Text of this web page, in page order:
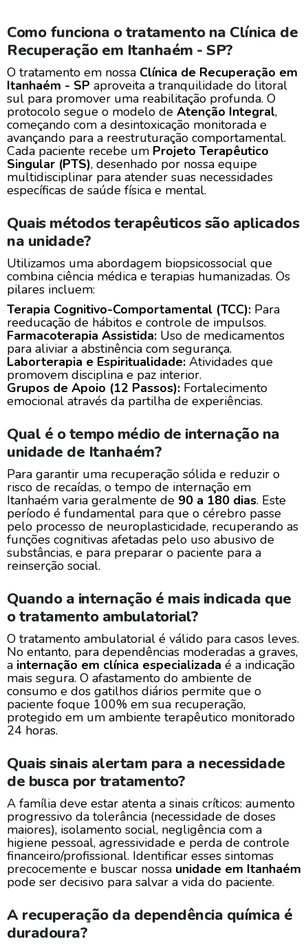
Como funciona o tratamento na Clínica de
Recuperação em Itanhaém - SP?
O tratamento em nossa Clínica de Recuperação em
Itanhaém - SP aproveita a tranquilidade do litoral
sul para promover uma reabilitação profunda. O
protocolo segue o modelo de Atenção Integral,
começando com a desintoxicação monitorada e
avançando para a reestruturação comportamental.
Cada paciente recebe um Projeto Terapêutico
Singular (PTS), desenhado por nossa equipe
multidisciplinar para atender suas necessidades
específicas de saúde física e mental.
Quais métodos terapêuticos são aplicados
na unidade?
Utilizamos uma abordagem biopsicossocial que
combina ciência médica e terapias humanizadas. Os
pilares incluem:
Terapia Cognitivo-Comportamental (TCC): Para
reeducação de hábitos e controle de impulsos.
Farmacoterapia Assistida: Uso de medicamentos
para aliviar a abstinência com segurança.
Laborterapia e Espiritualidade: Atividades que
promovem disciplina e paz interior.
Grupos de Apoio (12 Passos): Fortalecimento
emocional através da partilha de experiências.
Qual é o tempo médio de internação na
unidade de Itanhaém?
Para garantir uma recuperação sólida e reduzir o
risco de recaídas, o tempo de internação em
Itanhaém varia geralmente de 90 a 180 dias. Este
período é fundamental para que o cérebro passe
pelo processo de neuroplasticidade, recuperando as
funções cognitivas afetadas pelo uso abusivo de
substâncias, e para preparar o paciente para a
reinserção social.
Quando a internação é mais indicada que
o tratamento ambulatorial?
O tratamento ambulatorial é válido para casos leves.
No entanto, para dependências moderadas a graves,
a internação em clínica especializada é a indicação
mais segura. O afastamento do ambiente de
consumo e dos gatilhos diários permite que o
paciente foque 100% em sua recuperação,
protegido em um ambiente terapêutico monitorado
24 horas.
Quais sinais alertam para a necessidade
de busca por tratamento?
A família deve estar atenta a sinais críticos: aumento
progressivo da tolerância (necessidade de doses
maiores), isolamento social, negligência com a
higiene pessoal, agressividade e perda de controle
financeiro/profissional. Identificar esses sintomas
precocemente e buscar nossa unidade em Itanhaém
pode ser decisivo para salvar a vida do paciente.
A recuperação da dependência química é
duradoura?